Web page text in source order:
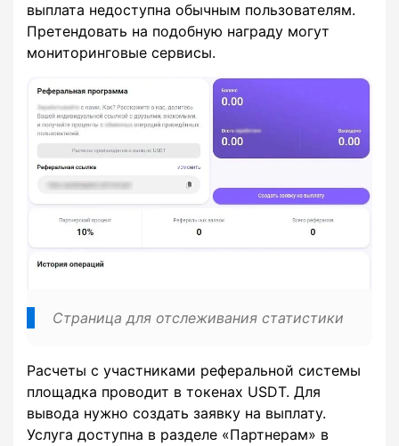
выплата недоступна обычным пользователям.
Претендовать на подобную награду могут
мониторинговые сервисы.
Страница для отслеживания статистики
Расчеты с участниками реферальной системы
площадка проводит в токенах USDT. Для
вывода нужно создать заявку на выплату.
Услуга доступна в разделе «Партнерам» в